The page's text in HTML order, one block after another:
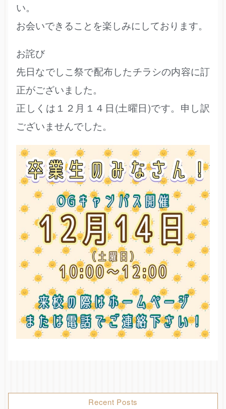
い。
お会いできることを楽しみにしております。
お詫び
先日なでしこ祭で配布したチラシの内容に訂
正がございました。
正しくは１２月１４日(土曜日)です。申し訳
ございませんでした。
Recent Posts